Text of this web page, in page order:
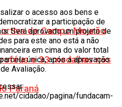
de Campo Mourão
e 33 medalhas nos
Paraná
o acesso aos bens e
a participação de
Será aprovado um projeto de
para este ano está a não
em cima do valor total
única, após a aprovação
Avaliação.
cidadao/pagina/fundacam-